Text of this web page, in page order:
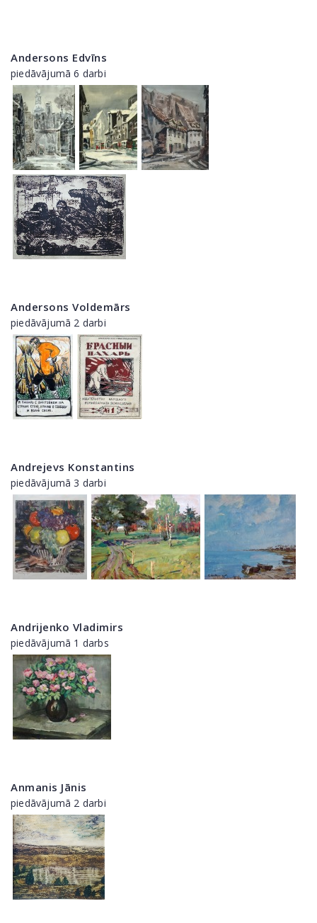
Andersons Edvīns
piedāvājumā 6 darbi
Andersons Voldemārs
piedāvājumā 2 darbi
Andrejevs Konstantins
piedāvājumā 3 darbi
Andrijenko Vladimirs
piedāvājumā 1 darbs
Anmanis Jānis
piedāvājumā 2 darbi